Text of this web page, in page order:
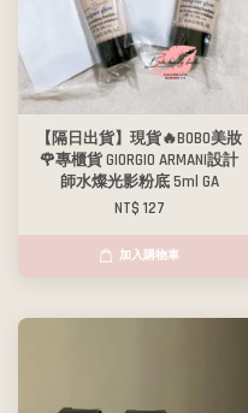
【隔日出貨】現貨🔥BOBO美妝
🌹專櫃貨 GIORGIO ARMANI設計
師水燦光影粉底 5ml GA
NT$ 127
加入購物車